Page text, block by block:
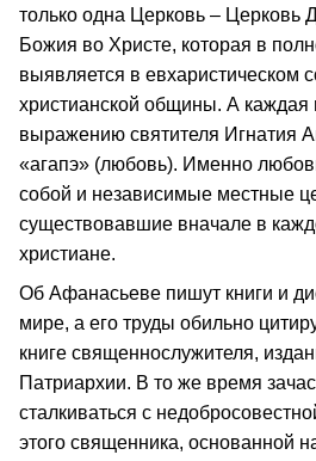
только одна Церковь – Церковь
Божия во Христе, которая в
выявляется в евхаристическом
христианской общины. А каждая
выражению святителя Игнатия
«агапэ» (любовь). Именно
собой и независимые местные
существовавшие вначале в
христиане.
Об Афанасьеве пишут книги и
мире, а его труды обильно
книге священнослужителя,
Патриархии. В то же время
сталкиваться с
этого священника, основанной